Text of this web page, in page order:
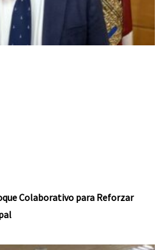
Colaborativo para Reforzar